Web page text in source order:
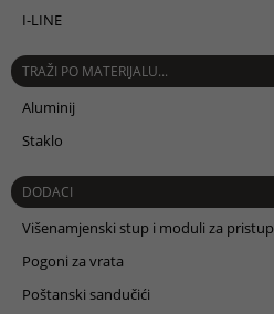
I-LINE
TRAŽI PO MATERIJALU...
Aluminij
Staklo
DODACI
Višenamjenski stup i moduli za pristup
Pogoni za vrata
Poštanski sandučići